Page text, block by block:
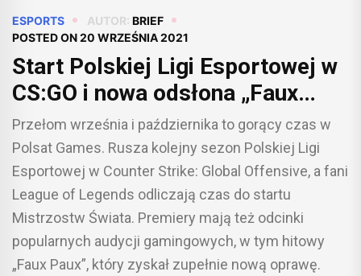
ESPORTS AUTOR: BRIEF
POSTED ON20 WRZEŚNIA 2021
Start Polskiej Ligi Esportowej w
CS:GO i nowa odsłona „Faux
Paux” w Polsat Games
Przełom września i października to gorący czas w
Polsat Games. Rusza kolejny sezon Polskiej Ligi
Esportowej w Counter Strike: Global Offensive, a fani
League of Legends odliczają czas do startu
Mistrzostw Świata. Premiery mają też odcinki
popularnych audycji gamingowych, w tym hitowy
„Faux Paux”, który zyskał zupełnie nową oprawę.